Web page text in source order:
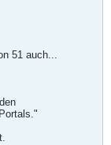
51 auch...